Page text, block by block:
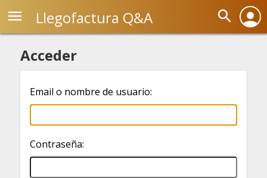
Llegofactura Q&A
menu search person
Acceder
Email o nombre de usuario:
Contraseña: